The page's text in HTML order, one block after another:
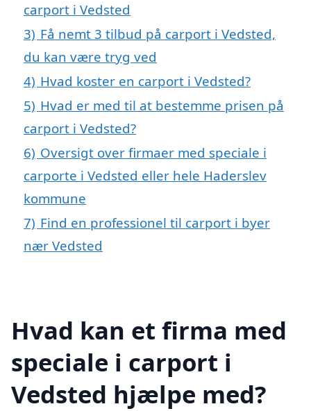
carport i Vedsted
3) Få nemt 3 tilbud på carport i Vedsted,
du kan være tryg ved
4) Hvad koster en carport i Vedsted?
5) Hvad er med til at bestemme prisen på
carport i Vedsted?
6) Oversigt over firmaer med speciale i
carporte i Vedsted eller hele Haderslev
kommune
7) Find en professionel til carport i byer
nær Vedsted
Hvad kan et firma med
speciale i carport i
Vedsted hjælpe med?